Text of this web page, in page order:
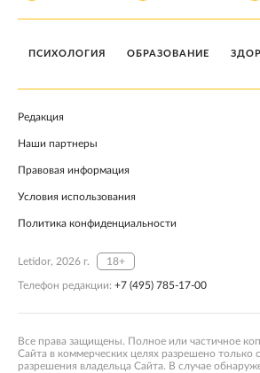
ПСИХОЛОГИЯ ОБРАЗОВАНИЕ
Редакция
Наши партнеры
Правовая информация
Условия использования
Политика конфиденциальности
Letidor, 2026 г. 18+
Телефон редакции: +7 (495) 785-17-00
Все права защищены. Полное или частичное
Сайта в коммерческих целях разрешено только
разрешения владельца Сайта. В случае